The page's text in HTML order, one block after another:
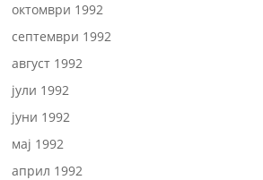
октомври 1992
септември 1992
август 1992
јули 1992
јуни 1992
мај 1992
април 1992